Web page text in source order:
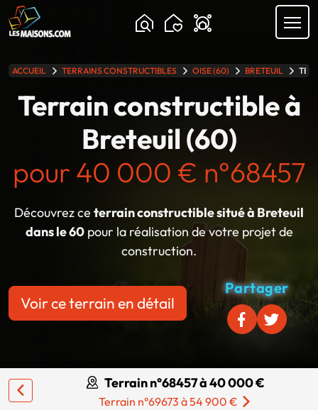
ACCUEIL TERRAINS CONSTRUCTIBLES OISE (60) BRETEUIL
Terrain constructible à
Breteuil (60)
pour 40 000 € n°68457
Découvrez ce terrain constructible situé à Breteuil
dans le 60pour la réalisation de votre projet de
construction.
Voir ce terrain en détail
Partager
Terrain n°68457 à 40 000 €
Terrain n°69673 à 54 900 €